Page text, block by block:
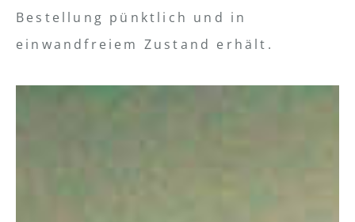
Bestellung pünktlich und in
einwandfreiem Zustand erhält.